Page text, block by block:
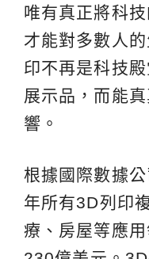
唯有真正將科
才能對多數人
印不再是科技
展示品，而能
響。
根據國際數據
年所有3D列印
療、房屋等應